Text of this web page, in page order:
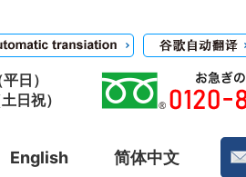
日）
日祝）
English 简体中文